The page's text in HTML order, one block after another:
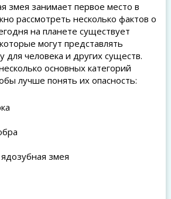
змея занимает первое место в
рассмотреть несколько фактов о
на планете существует
могут представлять
для человека и других существ.
основных категорий
лучше понять их опасность:
змея